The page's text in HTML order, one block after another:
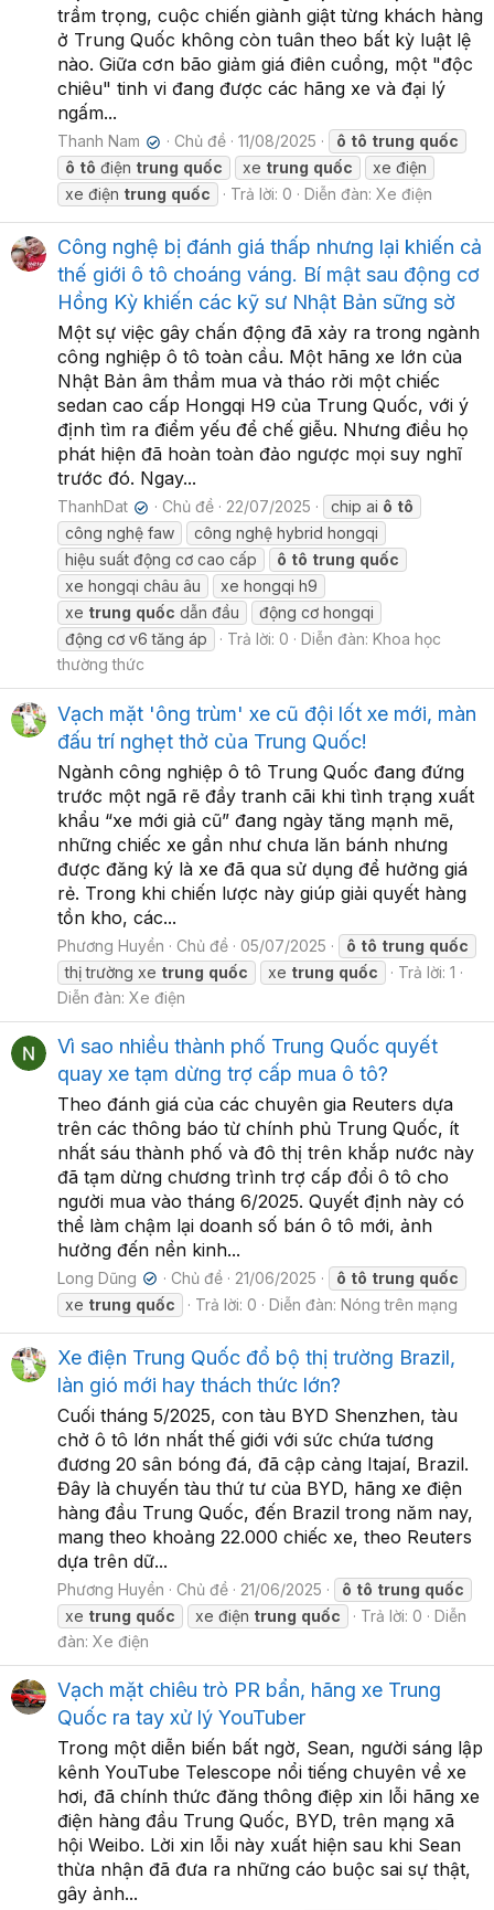
trầm trọng, cuộc chiến giành giật từng khách hàng
ở Trung Quốc không còn tuân theo bất kỳ luật lệ
nào. Giữa cơn bão giảm giá điên cuồng, một "độc
chiêu" tinh vi đang được các hãng xe và đại lý
ngấm...
Thanh Nam ✔ Chủ đề 11/08/2025 ô tô trung quốc
ô tô điện trung quốc xe trung quốc
xe điện
xe điện trung quốc Trả lời: 0 Diễn đàn: Xe điện
Công nghệ bị đánh giá thấp nhưng lại khiến cả
thế giới ô tô choáng váng. Bí mật sau động cơ
Hồng Kỳ khiến các kỹ sư Nhật Bản sững sờ
Một sự việc gây chấn động đã xảy ra trong ngành
công nghiệp ô tô toàn cầu. Một hãng xe lớn của
Nhật Bản âm thầm mua và tháo rời một chiếc
sedan cao cấp Hongqi H9 của Trung Quốc, với ý
định tìm ra điểm yếu để chế giễu. Nhưng điều họ
phát hiện đã hoàn toàn đảo ngược mọi suy nghĩ
trước đó. Ngay...
ThanhDat ✔ Chủ đề 22/07/2025 chip ai ô tô
công nghệ faw
công nghệ hybrid hongqi
hiệu suất động cơ cao cấp
ô tô trung quốc
xe hongqi châu âu
xe hongqi h9
xe trung quốc dẫn đầu
động cơ hongqi
động cơ v6 tăng áp
Trả lời: 0 Diễn đàn: Khoa học
thường thức
Vạch mặt 'ông trùm' xe cũ đội lốt xe mới, màn
đấu trí nghẹt thở của Trung Quốc!
Ngành công nghiệp ô tô Trung Quốc đang đứng
trước một ngã rẽ đầy tranh cãi khi tình trạng xuất
khẩu “xe mới giả cũ” đang ngày tăng mạnh mẽ,
những chiếc xe gần như chưa lăn bánh nhưng
được đăng ký là xe đã qua sử dụng để hưởng giá
rẻ. Trong khi chiến lược này giúp giải quyết hàng
tồn kho, các...
Phương Huyền Chủ đề 05/07/2025 ô tô trung quốc
thị trường xe trung quốc xe trung quốc
Trả lời: 1
Diễn đàn: Xe điện
Vì sao nhiều thành phố Trung Quốc quyết
quay xe tạm dừng trợ cấp mua ô tô?
Theo đánh giá của các chuyên gia Reuters dựa
trên các thông báo từ chính phủ Trung Quốc, ít
nhất sáu thành phố và đô thị trên khắp nước này
đã tạm dừng chương trình trợ cấp đổi ô tô cho
người mua vào tháng 6/2025. Quyết định này có
thể làm chậm lại doanh số bán ô tô mới, ảnh
hưởng đến nền kinh...
Long Dũng ✔ Chủ đề 21/06/2025 ô tô trung quốc
xe trung quốc Trả lời: 0 Diễn đàn: Nóng trên mạng
Xe điện Trung Quốc đổ bộ thị trường Brazil,
làn gió mới hay thách thức lớn?
Cuối tháng 5/2025, con tàu BYD Shenzhen, tàu
chở ô tô lớn nhất thế giới với sức chứa tương
đương 20 sân bóng đá, đã cập cảng Itajaí, Brazil.
Đây là chuyến tàu thứ tư của BYD, hãng xe điện
hàng đầu Trung Quốc, đến Brazil trong năm nay,
mang theo khoảng 22.000 chiếc xe, theo Reuters
dựa trên dữ...
Phương Huyền Chủ đề 21/06/2025 ô tô trung quốc
xe trung quốc xe điện trung quốc Trả lời: 0
Diễn
đàn: Xe điện
Vạch mặt chiêu trò PR bẩn, hãng xe Trung
Quốc ra tay xử lý YouTuber
Trong một diễn biến bất ngờ, Sean, người sáng lập
kênh YouTube Telescope nổi tiếng chuyên về xe
hơi, đã chính thức đăng thông điệp xin lỗi hãng xe
điện hàng đầu Trung Quốc, BYD, trên mạng xã
hội Weibo. Lời xin lỗi này xuất hiện sau khi Sean
thừa nhận đã đưa ra những cáo buộc sai sự thật,
gây ảnh...